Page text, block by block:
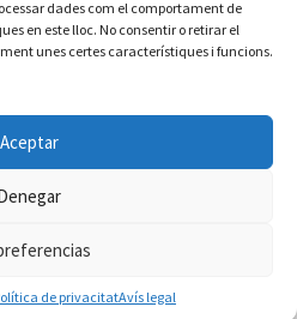
dades com el comportament de
en este lloc. No consentir o retirar el
unes certes característiques i funcions.
Aceptar
de privacitatAvís legal
de privacitat
- Desarrollada por